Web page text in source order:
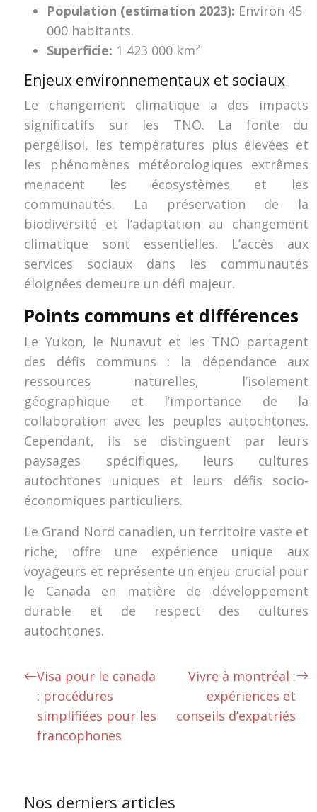
Population (estimation 2023): Environ 45
000 habitants.
Superficie: 1 423 000 km²
Enjeux environnementaux et sociaux
Le changement climatique a des impacts
significatifs sur les TNO. La fonte du
pergélisol, les températures plus élevées et
les phénomènes météorologiques extrêmes
menacent les écosystèmes et les
communautés. La préservation de la
biodiversité et l’adaptation au changement
climatique sont essentielles. L’accès aux
services sociaux dans les communautés
éloignées demeure un défi majeur.
Points communs et différences
Le Yukon, le Nunavut et les TNO partagent
des défis communs : la dépendance aux
ressources naturelles, l’isolement
géographique et l’importance de la
collaboration avec les peuples autochtones.
Cependant, ils se distinguent par leurs
paysages spécifiques, leurs cultures
autochtones uniques et leurs défis socio-
économiques particuliers.
Le Grand Nord canadien, un territoire vaste et
riche, offre une expérience unique aux
voyageurs et représente un enjeu crucial pour
le Canada en matière de développement
durable et de respect des cultures
autochtones.
Visa pour le canada
: procédures
simplifiées pour les
francophones
Vivre à montréal :
expériences et
conseils d’expatriés
Nos derniers articles